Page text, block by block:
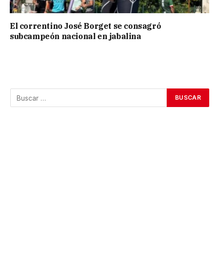
El correntino José Borget se consagró
subcampeón nacional en jabalina